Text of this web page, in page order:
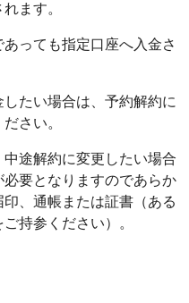
ます。
っても指定口座へ入金さ
たい場合は、予約解約に
さい。
途解約に変更したい場合
要となりますのであらか
、通帳または証書（ある
持参ください）。